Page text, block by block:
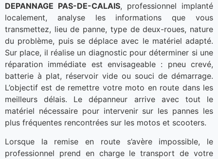
DEPANNAGE PAS-DE-CALAIS, professionnel implanté
localement, analyse les informations que vous
transmettez, lieu de panne, type de deux-roues, nature
du problème, puis se déplace avec le matériel adapté.
Sur place, il réalise un diagnostic pour déterminer si une
réparation immédiate est envisageable : pneu crevé,
batterie à plat, réservoir vide ou souci de démarrage.
L’objectif est de remettre votre moto en route dans les
meilleurs délais. Le dépanneur arrive avec tout le
matériel nécessaire pour intervenir sur les pannes les
plus fréquentes rencontrées sur les motos et scooters.
Lorsque la remise en route s’avère impossible, le
professionnel prend en charge le transport de votre